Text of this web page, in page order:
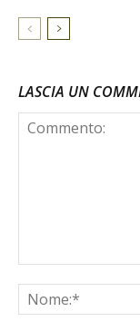
LASCIA UN